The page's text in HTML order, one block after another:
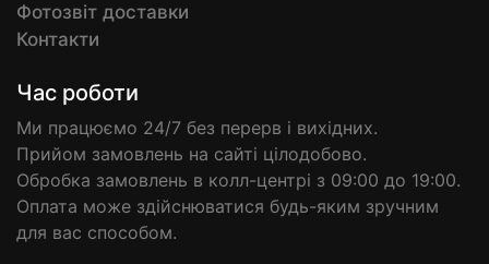
Фотозвіт доставки
Контакти
Час роботи
Ми працюємо 24/7 без перерв і вихідних.
Прийом замовлень на сайті цілодобово.
Обробка замовлень в колл-центрі з 09:00 до 19:00.
Оплата може здійснюватися будь-яким зручним
для вас способом.